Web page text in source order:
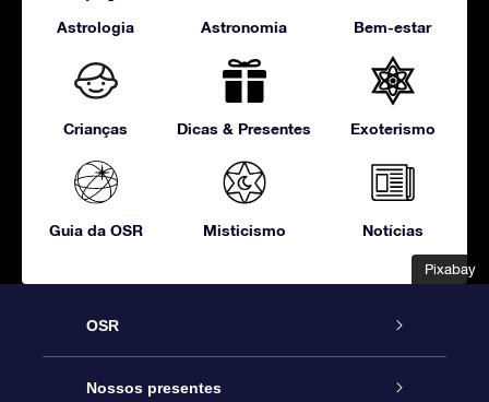
Pixabay
Pixabay
Astrologia Astronomia Bem-estar
Crianças Dicas & Presentes Exoterismo
Guia da OSR Misticismo Notícias
OSR
Serviço
Nossos presentes